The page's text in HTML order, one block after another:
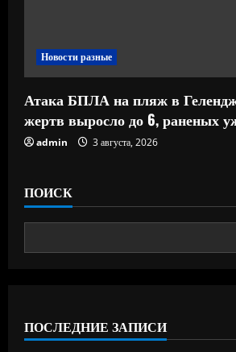
Новости разные
Атака БПЛА на пляж в
жертв выросло до 6, раненых
admin 3 августа, 2026
ПОИСК
ПОСЛЕДНИЕ ЗАПИСИ